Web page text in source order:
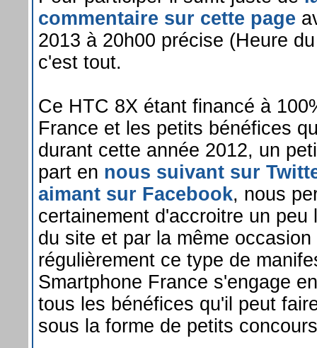
commentaire sur cette page
2013 à 20h00 précise (Heure
c'est tout.
Ce HTC 8X étant financé à
France et les petits bénéfices
durant cette année 2012, un
part en nous suivant sur
aimant sur Facebook, nous
certainement d'accroitre un peu
du site et par la même
régulièrement ce type de
Smartphone France s'engage
tous les bénéfices qu'il peut
sous la forme de petits